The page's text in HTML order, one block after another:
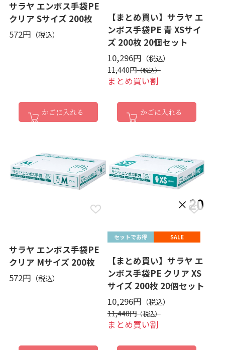
サラヤ エンボス手袋PE
クリア Sサイズ 200枚
572円
かごに入れる
【まとめ買い】サラヤ エ
ンボス手袋PE 青 XSサイ
ズ 200枚 20個セット
10,296円
11,440円
まとめ買い割
かごに入れる
サラヤ エンボス手袋PE
クリア Mサイズ 200枚
572円
【まとめ買い】サラヤ エ
ンボス手袋PE クリア XS
サイズ 200枚 20個セット
10,296円
11,440円
まとめ買い割